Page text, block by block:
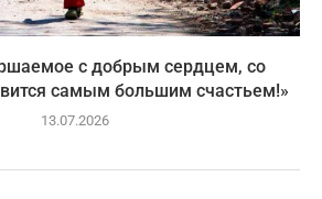
с добрым сердцем, со
самым большим счастьем!»
13.07.2026